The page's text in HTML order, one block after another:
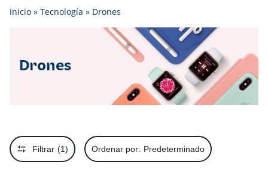
Inicio » Tecnología » Drones
Drones
Filtrar (1) Ordenar por: Predeterminado